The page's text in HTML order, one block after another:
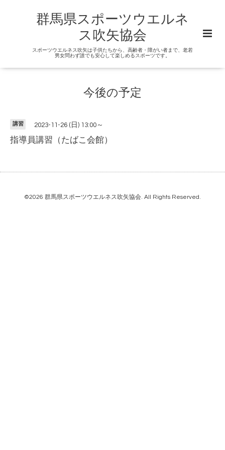
群馬県スポーツウエルネ
ス吹矢協会
スポーツウエルネス吹矢は子供たちから、高齢者・障がい者まで、老若
男女問わず誰でも安心して楽しめるスポーツです。
今後の予定
講習 2023-11-26 (日) 13:00～
指導員講習（たばこ会館）
©2026 群馬県スポーツウエルネス吹矢協会. All Rights Reserved.